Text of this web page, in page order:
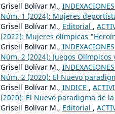
Grisell Bolívar M., INDEXACIONES
Núm. 1 (2024): Mujeres
Grisell Bolívar M., Editorial ,
(2022): Mujeres olímpicas
Grisell Bolívar M., INDEXACIONES
Núm. 2 (2024): Juegos
Grisell Bolívar M., INDEXACIONES
Núm. 2 (2020): El Nuevo
Grisell Bolívar M., INDICE ,
(2020): El Nuevo paradigma de
Grisell Bolívar M., Editorial ,